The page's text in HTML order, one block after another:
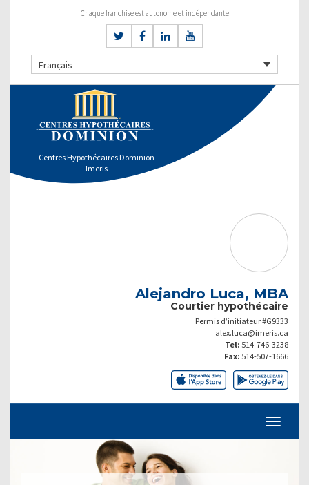
Chaque franchise est autonome et indépendante
Français
Centres Hypothécaires Dominion
Imeris
Alejandro Luca, MBA
Courtier hypothécaire
Permis d’initiateur #G9333
alex.luca@imeris.ca
Tel: 514-746-3238
Fax: 514-507-1666